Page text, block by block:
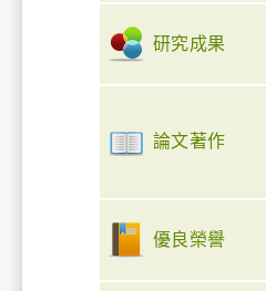
研究成果
論文著作
優良榮譽